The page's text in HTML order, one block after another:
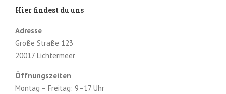
Hier findest du uns
Adresse
Große Straße 123
20017 Lichtermeer
Öffnungszeiten
Montag – Freitag: 9–17 Uhr